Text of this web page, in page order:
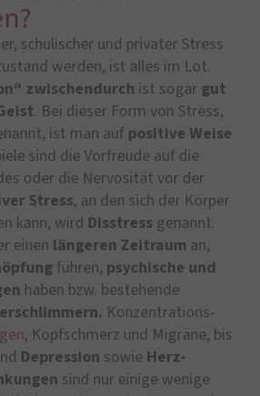
schulischer und privater Stress
werden, ist alles im Lot.
zwischendurch ist sogar gut
. Bei dieser Form von Stress,
ist man auf positive Weise
sind die Vorfreude auf die
oder die Nervosität vor der
Stress, an den sich der Körper
kann, wird Disstress genannt.
einen längeren Zeitraum an,
führen, psychische und
haben bzw. bestehende
Konzentrations-
, Kopfschmerz und Migräne, bis
Depression sowie Herz-
sind nur einige wenige